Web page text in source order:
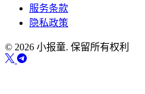
服务条款
隐私政策
© 2026 小报童. 保留所有权利